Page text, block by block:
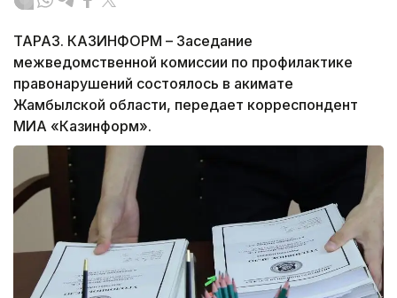
ТАРАЗ. КАЗИНФОРМ – Заседание
межведомственной комиссии по профилактике
правонарушений состоялось в акимате
Жамбылской области, передает корреспондент
МИА «Казинформ».